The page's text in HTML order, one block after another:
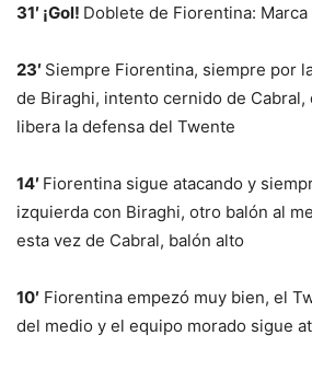
31′ ¡Gol! Doblete de Fiorentina: Marca
23′ Siempre Fiorentina, siempre por
de Biraghi, intento cernido de Cabral,
libera la defensa del Twente
14′ Fiorentina sigue atacando y
izquierda con Biraghi, otro balón al
esta vez de Cabral, balón alto
10′ Fiorentina empezó muy bien, el
del medio y el equipo morado sigue